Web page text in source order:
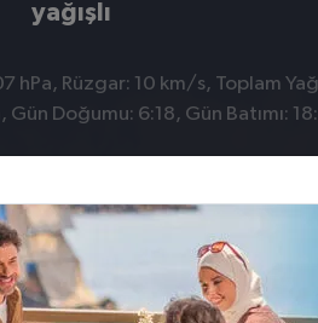
yağışlı
hPa, Rüzgar: 10 km/s, Toplam
Doğumu: 6:18, Gün Batımı: